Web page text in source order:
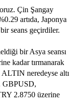
Çin Şangay
artıda, Japonya
seans geçirdiler.
bir Asya seansı
kadar tırmanarak
neredeyse altı
GBPUSD,
2.8750 üzerine